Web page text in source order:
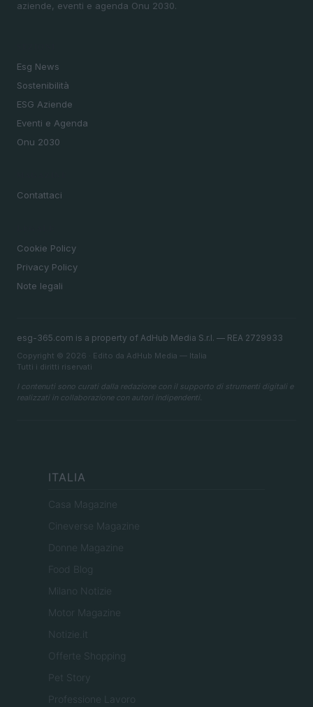
aziende, eventi e agenda Onu 2030.
Esg News
Sostenibilità
ESG Aziende
Eventi e Agenda
Onu 2030
Contattaci
Cookie Policy
Privacy Policy
Note legali
esg-365.com is a property of AdHub Media S.r.l. — REA 2729933
Copyright © 2026 · Edito da AdHub Media — Italia
Tutti i diritti riservati
I contenuti sono curati dalla redazione con il supporto di strumenti digitali e
realizzati in collaborazione con autori indipendenti.
ITALIA
Casa Magazine
Cineverse Magazine
Donne Magazine
Food Blog
Milano Notizie
Motor Magazine
Notizie.it
Offerte Shopping
Pet Story
Professione Lavoro